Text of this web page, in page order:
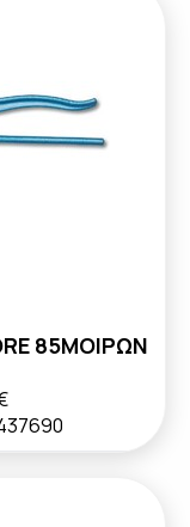
85ΜΟΙΡΩΝ